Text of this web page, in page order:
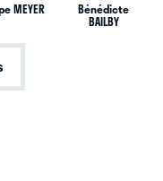
MEYER Bénédicte
BAILBY